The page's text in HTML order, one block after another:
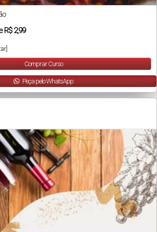
R$ 2,99
Comprar Curso
Peça pelo WhatsApp